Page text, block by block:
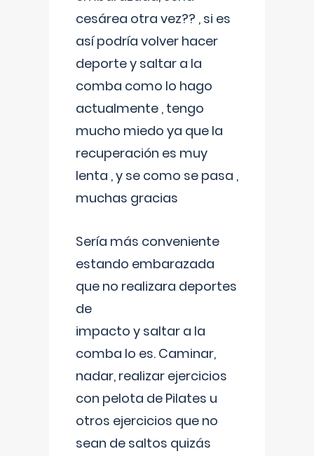
cesárea otra vez?? , si es
así podría volver hacer
deporte y saltar a la
comba como lo hago
actualmente , tengo
mucho miedo ya que la
recuperación es muy
lenta , y se como se pasa ,
muchas gracias
Sería más conveniente
estando embarazada
que no realizara deportes
de
impacto y saltar a la
comba lo es. Caminar,
nadar, realizar ejercicios
con pelota de Pilates u
otros ejercicios que no
sean de saltos quizás